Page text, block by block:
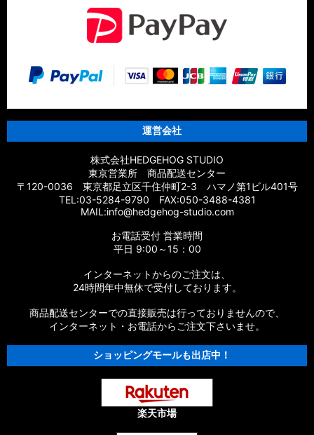
運営会社
株式会社HEDGEHOG STUDIO
東京営業所 商品配送センター
〒120-0036 東京都足立区千住仲町2-3 ハマノ第1ビル401号
TEL:03-5284-9790 FAX:050-3488-4381
MAIL:info@hedgehog-studio.com
お電話受付 営業時間
平日 9:00～15：00
インターネットからのご注文は、
24時間年中無休で受付しております。
商品配送センターでの直接販売は行っておりませんので、
インターネット・お電話からご注文下さいませ。
ショッピングモールも出店中！
楽天市場